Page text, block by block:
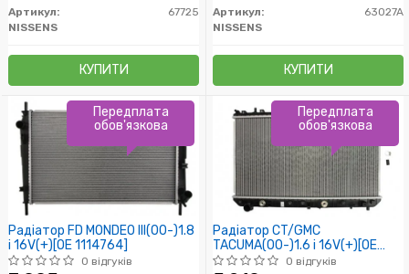
Артикул:
67725
NISSENS
КУПИТИ
Артикул:
63027A
NISSENS
КУПИТИ
Радіатор FD MONDEO III(00-)1.8
i 16V(+)[OE 1114764]
0 відгуків
Передплата
обов'язкова
Радіатор CT/GMC
TACUMA(00-)1.6 i 16V(+)[OE
P96271475]
0 відгуків
Передплата
обов'язкова